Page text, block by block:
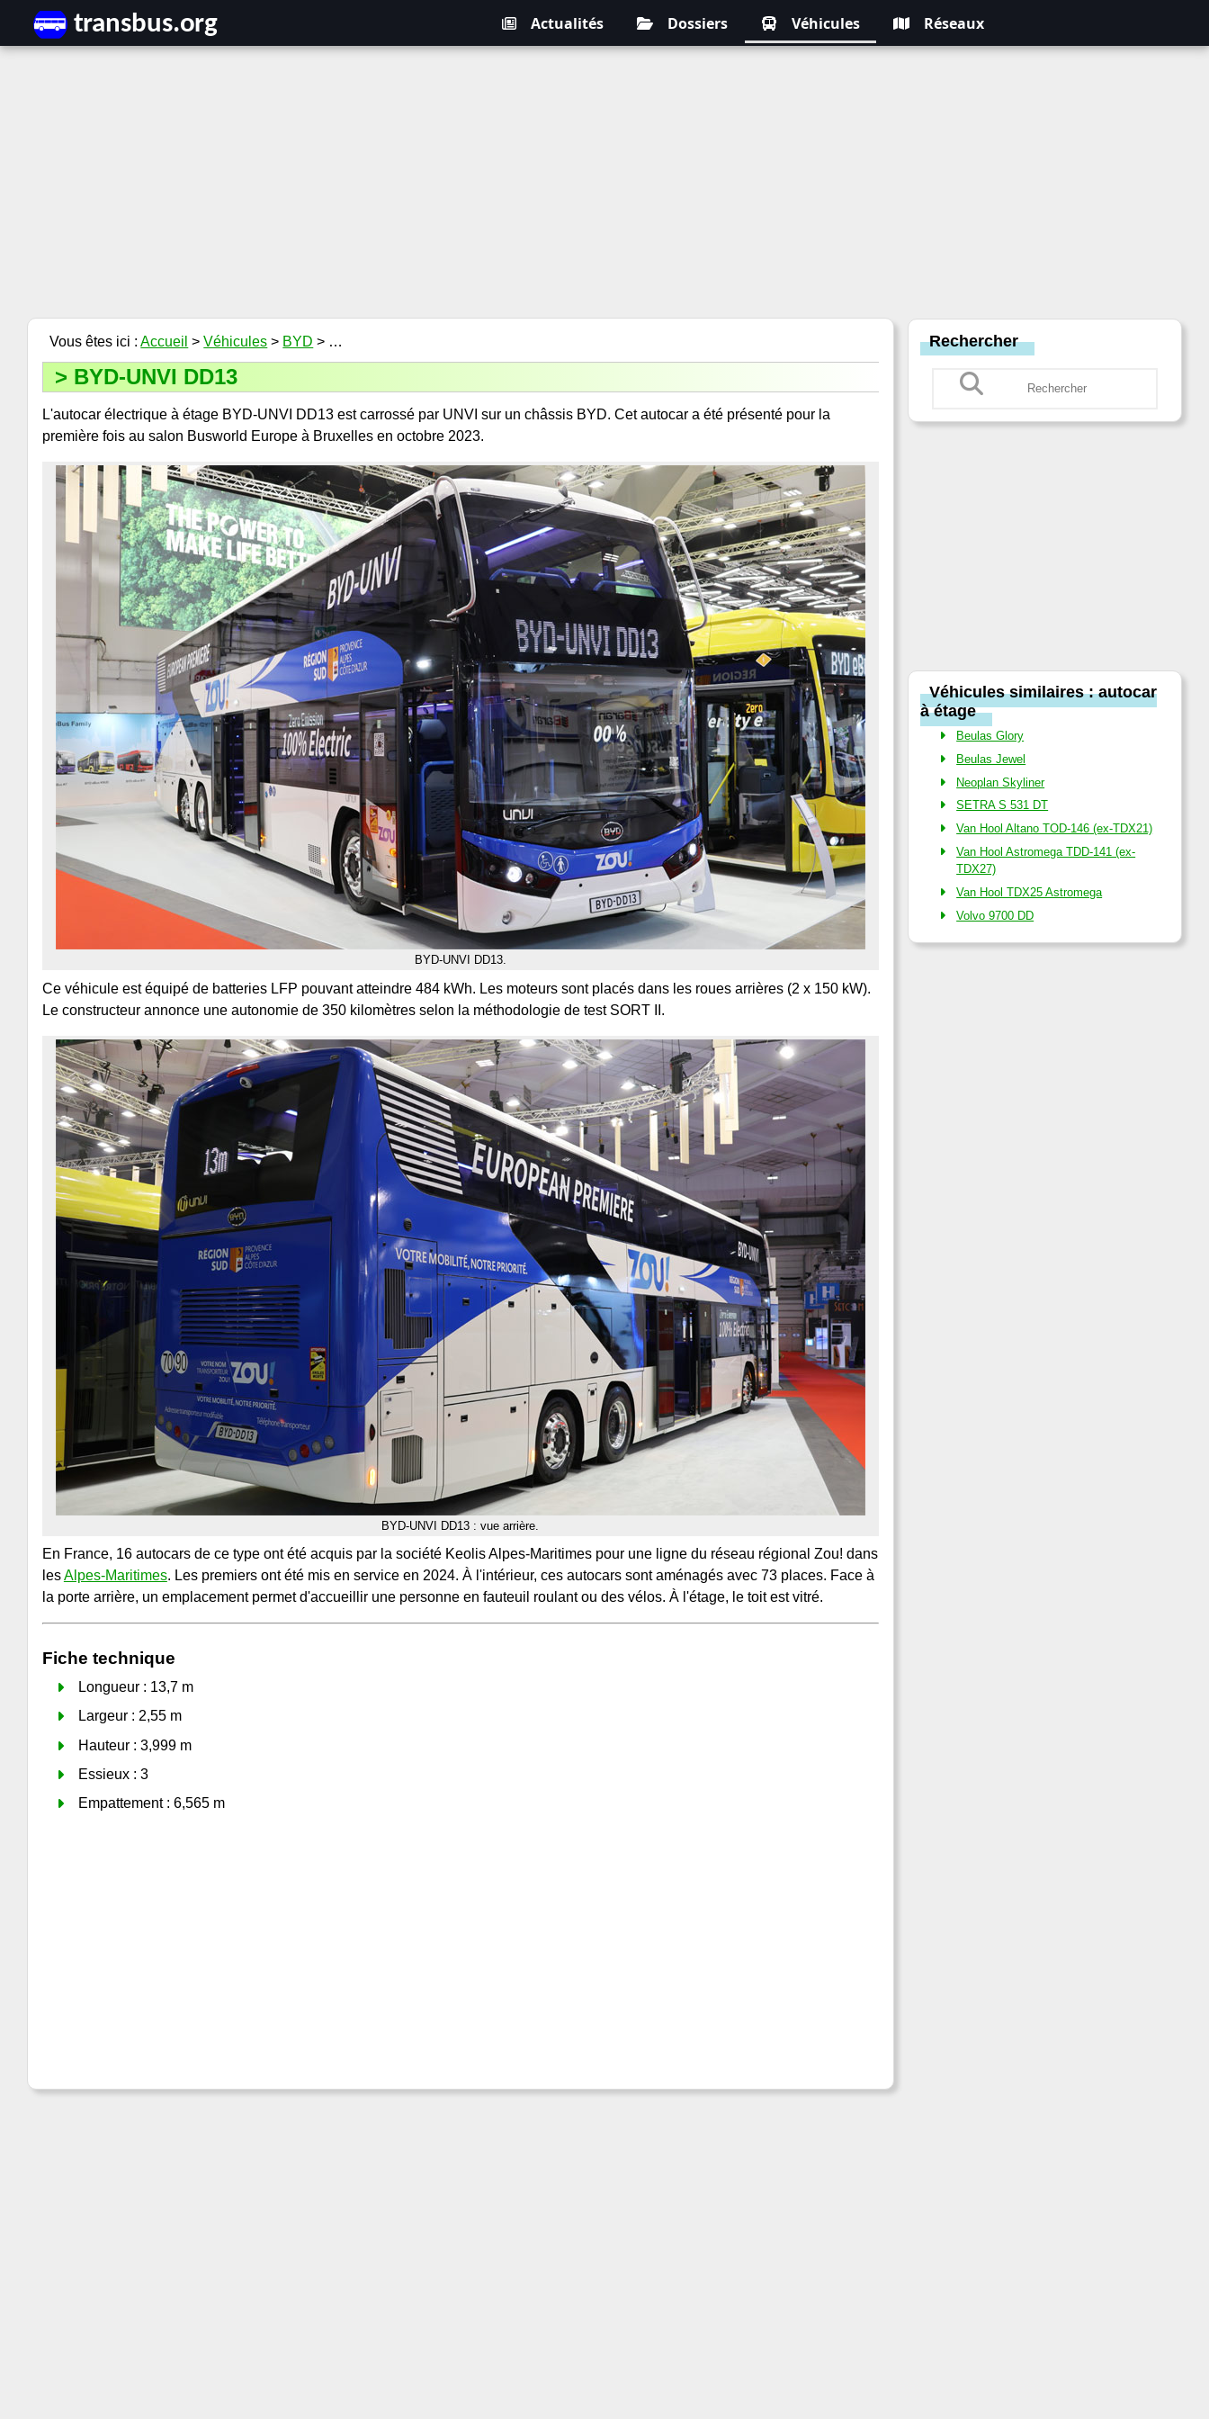
Actualités Dossiers Véhicules Réseaux
Accueil >Véhicules > BYD > …
BYD-UNVI DD13
L'autocar électrique à étage BYD-UNVI DD13 est carrossé par UNVI sur un châssis BYD. Cet autocar a été présenté pour la
première fois au salon Busworld Europe à Bruxelles en octobre 2023.
BYD-UNVI DD13.
Ce véhicule est équipé de batteries LFP pouvant atteindre 484 kWh. Les moteurs sont placés dans les roues arrières (2 x 150 kW).
Le constructeur annonce une autonomie de 350 kilomètres selon la méthodologie de test SORT II.
BYD-UNVI DD13 : vue arrière.
En France, 16 autocars de ce type ont été acquis par la société Keolis Alpes-Maritimes pour une ligne du réseau régional Zou! dans
lesAlpes-Maritimes. Les premiers ont été mis en service en 2024. À l'intérieur, ces autocars sont aménagés avec 73 places. Face à
la porte arrière, un emplacement permet d'accueillir une personne en fauteuil roulant ou des vélos. À l'étage, le toit est vitré.
Fiche technique
Longueur : 13,7 m
Largeur : 2,55 m
Hauteur : 3,999 m
Essieux : 3
Empattement : 6,565 m
Rechercher
Véhicules similaires : autocar
à étage
Beulas Glory
Beulas Jewel
Neoplan Skyliner
SETRA S 531 DT
Van Hool Altano TOD-146 (ex-TDX21)
Van Hool Astromega TDD-141 (ex-
TDX27)
Van Hool TDX25 Astromega
Volvo 9700 DD